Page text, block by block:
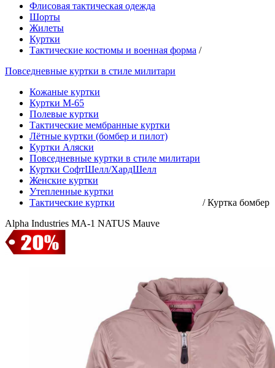
Флисовая тактическая одежда
Шорты
Жилеты
Куртки
Тактические костюмы и военная форма /
Повседневные куртки в стиле милитари
Кожаные куртки
Куртки М-65
Полевые куртки
Тактические мембранные куртки
Лётные куртки (бомбер и пилот)
Куртки Аляски
Повседневные куртки в стиле милитари
Куртки СофтШелл/ХардШелл
Женские куртки
Утепленные куртки
Тактические куртки
/Куртка бомбер
Alpha Industries MA-1 NATUS Mauve